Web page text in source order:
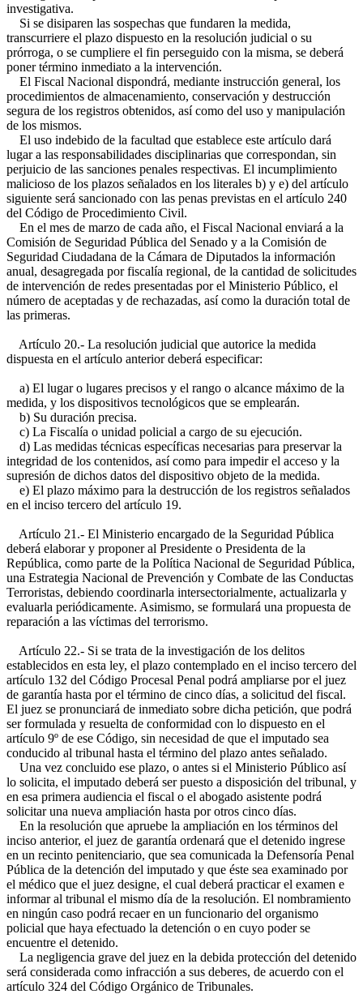
investigativa.
Si se disiparen las sospechas que fundaren la medida,
transcurriere el plazo dispuesto en la resolución judicial o su
prórroga, o se cumpliere el fin perseguido con la misma, se deberá
poner término inmediato a la intervención.
El Fiscal Nacional dispondrá, mediante instrucción general, los
procedimientos de almacenamiento, conservación y destrucción
segura de los registros obtenidos, así como del uso y manipulación
de los mismos.
El uso indebido de la facultad que establece este artículo dará
lugar a las responsabilidades disciplinarias que correspondan, sin
perjuicio de las sanciones penales respectivas. El incumplimiento
malicioso de los plazos señalados en los literales b) y e) del artículo
siguiente será sancionado con las penas previstas en el artículo 240
del Código de Procedimiento Civil.
En el mes de marzo de cada año, el Fiscal Nacional enviará a la
Comisión de Seguridad Pública del Senado y a la Comisión de
Seguridad Ciudadana de la Cámara de Diputados la información
anual, desagregada por fiscalía regional, de la cantidad de solicitudes
de intervención de redes presentadas por el Ministerio Público, el
número de aceptadas y de rechazadas, así como la duración total de
las primeras.
Artículo 20.- La resolución judicial que autorice la medida
dispuesta en el artículo anterior deberá especificar:
a) El lugar o lugares precisos y el rango o alcance máximo de la
medida, y los dispositivos tecnológicos que se emplearán.
b) Su duración precisa.
c) La Fiscalía o unidad policial a cargo de su ejecución.
d) Las medidas técnicas específicas necesarias para preservar la
integridad de los contenidos, así como para impedir el acceso y la
supresión de dichos datos del dispositivo objeto de la medida.
e) El plazo máximo para la destrucción de los registros señalados
en el inciso tercero del artículo 19.
Artículo 21.- El Ministerio encargado de la Seguridad Pública
deberá elaborar y proponer al Presidente o Presidenta de la
República, como parte de la Política Nacional de Seguridad Pública,
una Estrategia Nacional de Prevención y Combate de las Conductas
Terroristas, debiendo coordinarla intersectorialmente, actualizarla y
evaluarla periódicamente. Asimismo, se formulará una propuesta de
reparación a las víctimas del terrorismo.
Artículo 22.- Si se trata de la investigación de los delitos
establecidos en esta ley, el plazo contemplado en el inciso tercero del
artículo 132 del Código Procesal Penal podrá ampliarse por el juez
de garantía hasta por el término de cinco días, a solicitud del fiscal.
El juez se pronunciará de inmediato sobre dicha petición, que podrá
ser formulada y resuelta de conformidad con lo dispuesto en el
artículo 9º de ese Código, sin necesidad de que el imputado sea
conducido al tribunal hasta el término del plazo antes señalado.
Una vez concluido ese plazo, o antes si el Ministerio Público así
lo solicita, el imputado deberá ser puesto a disposición del tribunal, y
en esa primera audiencia el fiscal o el abogado asistente podrá
solicitar una nueva ampliación hasta por otros cinco días.
En la resolución que apruebe la ampliación en los términos del
inciso anterior, el juez de garantía ordenará que el detenido ingrese
en un recinto penitenciario, que sea comunicada la Defensoría Penal
Pública de la detención del imputado y que éste sea examinado por
el médico que el juez designe, el cual deberá practicar el examen e
informar al tribunal el mismo día de la resolución. El nombramiento
en ningún caso podrá recaer en un funcionario del organismo
policial que haya efectuado la detención o en cuyo poder se
encuentre el detenido.
La negligencia grave del juez en la debida protección del detenido
será considerada como infracción a sus deberes, de acuerdo con el
artículo 324 del Código Orgánico de Tribunales.